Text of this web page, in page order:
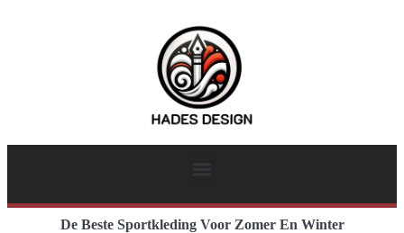
De Beste Sportkleding Voor Zomer En Winter